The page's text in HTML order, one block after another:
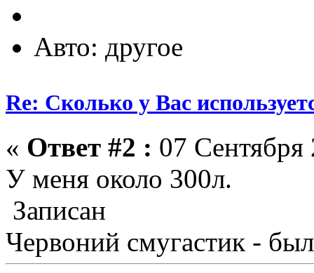
Авто: другое
Re: Сколько у Вас
« Ответ #2 : 07
У меня около 300л.
Записан
Червоний смугастик -